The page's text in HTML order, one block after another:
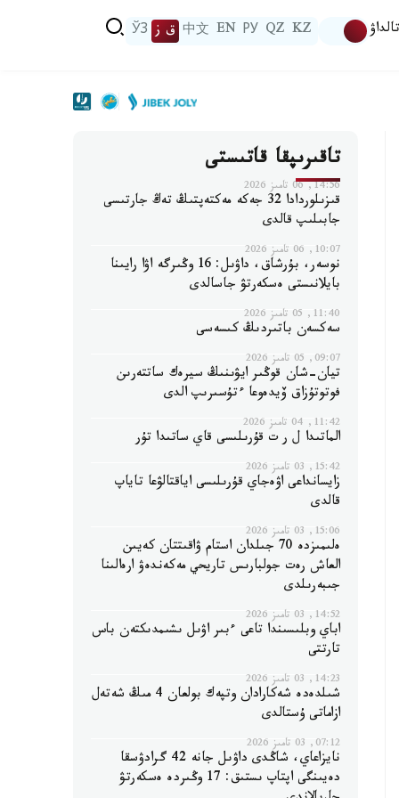
تالداۋ KZ
QZ
РУ
EN
中文 ق ز ЎЗ
تاقىرىپقا قاتىستى
14:56, 06 تامىز 2026
قىزىلوردادا 32 جەكە مەكتەپتىڭ تەڭ جارتىسى
جابىلىپ قالدى
10:07, 06 تامىز 2026
نوسەر، بۇرشاق، داۋىل: 16 وڭىرگە اۋا رايىنا
بايلانىستى ەسكەرتۋ جاسالدى
11:40, 05 تامىز 2026
سەكسەن باتىردىڭ كىسەسى
09:07, 05 تامىز 2026
تيان-شان قوڭىر ايۋىنىڭ سيرەك ساتتەرىن
فوتوتۇزاق ۆيدەوعا ءتۇسىرىپ الدى
11:42, 04 تامىز 2026
الماتىدا ل ر ت قۇرىلىسى قاي ساتىدا تۇر
15:42, 03 تامىز 2026
زايسانداعى اۋەجاي قۇرىلىسى اياقتالۋعا تاياپ
قالدى
15:06, 03 تامىز 2026
ەلىمىزدە 70 جىلدان استام ۋاقىتتان كەيىن
العاش رەت جولبارىس تاريحي مەكەندەۋ ارەالىنا
جىبەرىلدى
14:52, 03 تامىز 2026
اباي وبلىسىندا تاعى ءبىر اۋىل ىشىمدىكتەن باس
تارتتى
14:23, 03 تامىز 2026
شىلدەدە شەكارادان وتپەك بولعان 4 مىڭ شەتەل
ازاماتى ۇستالدى
07:12, 03 تامىز 2026
نايزاعاي، شاڭدى داۋىل جانە 42 گرادۋسقا
دەيىنگى اپتاپ ىستىق: 17 وڭىردە ەسكەرتۋ